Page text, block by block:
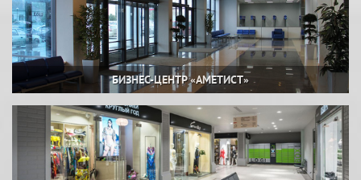
БИЗНЕС-ЦЕНТР «АМЕТИСТ»